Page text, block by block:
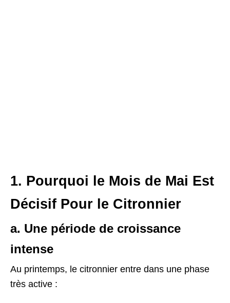
1. Pourquoi le Mois de Mai Est
Décisif Pour le Citronnier
a. Une période de croissance
intense
Au printemps, le citronnier entre dans une phase
très active :